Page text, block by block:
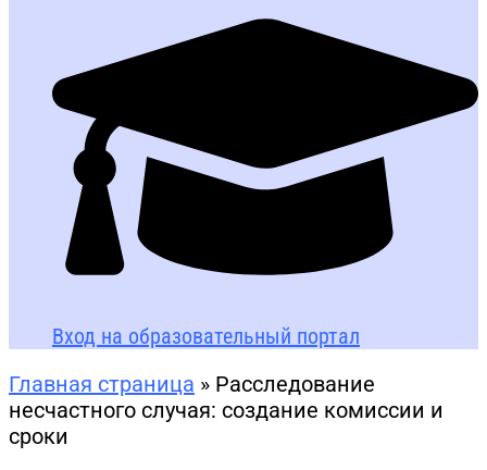
Вход на образовательный портал
Главная страница » Расследование
несчастного случая: создание комиссии и
сроки